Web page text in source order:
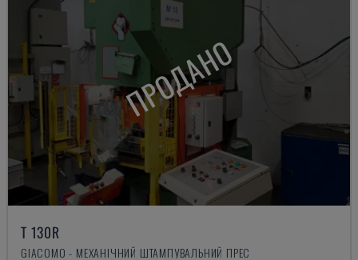
ПРОДАНО
T 130R
GIACOMO - МЕХАНІЧНИЙ ШТАМПУВАЛЬНИЙ ПРЕС